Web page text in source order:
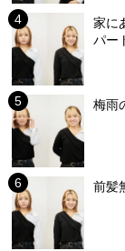
家に
パー
梅雨
前髪